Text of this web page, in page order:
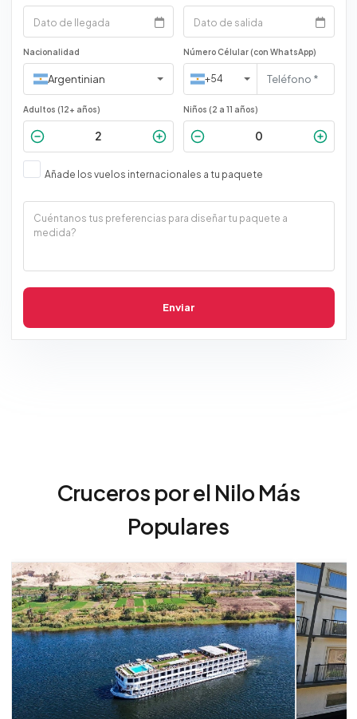
Nacionalidad
Argentinian
Número Célular (con WhatsApp)
+54
Adultos (12+ años) Niños (2 a 11 años)
Añade los vuelos internacionales a tu paquete
Enviar
Cruceros por el Nilo Más
Populares